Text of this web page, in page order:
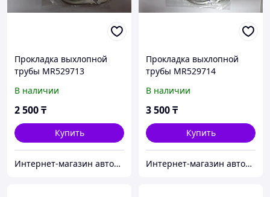
Прокладка выхлопной
трубы MR529713
В наличии
2 500₸
Купить
Интернет-магазин автозапчастей Parts-shop.kz
Прокладка выхлопной
трубы MR529714
В наличии
3 500₸
Купить
Интернет-магазин автозапчастей Parts-shop.kz